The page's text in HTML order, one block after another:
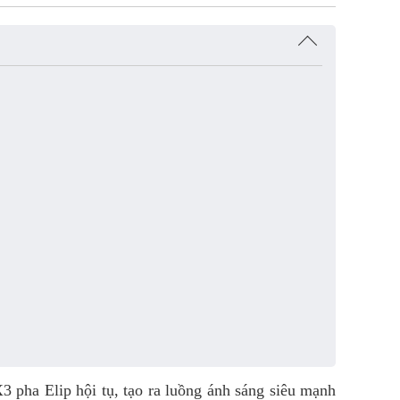
pha Elip hội tụ, tạo ra luồng ánh sáng siêu mạnh